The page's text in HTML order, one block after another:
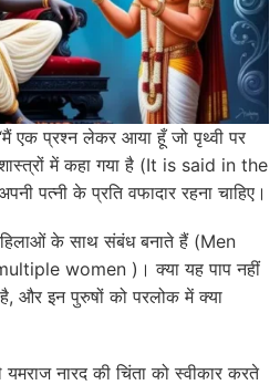
एक प्रश्न लेकर आया हूँ जो पृथ्वी पर
में कहा गया है (It is said in the
पत्नी के प्रति वफादार रहना चाहिए।
के साथ संबंध बनाते हैं (Men
women )। क्या यह पाप नहीं
और इन पुरुषों को परलोक में क्या
नारद की चिंता को स्वीकार करते